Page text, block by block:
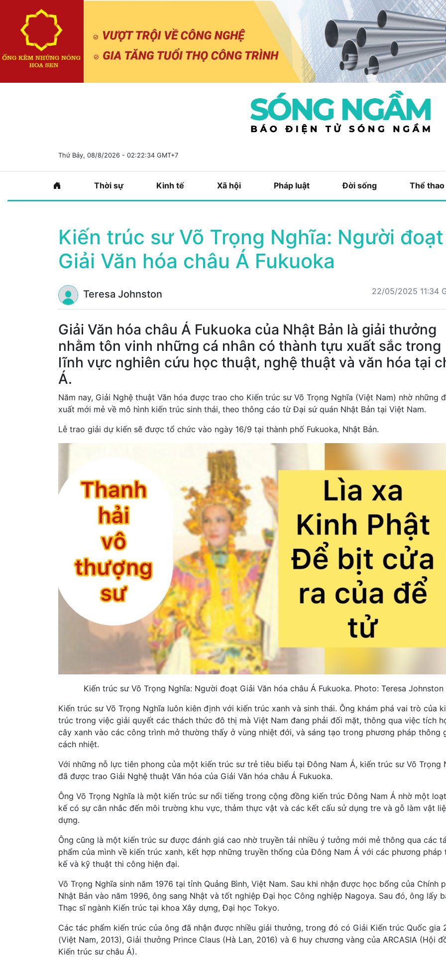
Thứ Bảy, 08/8/2026 - 02:22:35 GMT+7
Thời sự Kinh tế Xã hội Pháp luật Đời sống Thể thao
Kiến trúc sư Võ Trọng Nghĩa: Người đoạt
Giải Văn hóa châu Á Fukuoka
Teresa Johnston 22/05/2025 11:34
Giải Văn hóa châu Á Fukuoka của Nhật Bản là giải thưởng
nhằm tôn vinh những cá nhân có thành tựu xuất sắc trong
lĩnh vực nghiên cứu học thuật, nghệ thuật và văn hóa tại
Á.
Năm nay, Giải Nghệ thuật Văn hóa được trao cho Kiến trúc sư Võ Trọng Nghĩa (Việt Nam) nhờ những
xuất mới mẻ về mô hình kiến trúc sinh thái, theo thông cáo từ Đại sứ quán Nhật Bản tại Việt Nam.
Lễ trao giải dự kiến sẽ được tổ chức vào ngày 16/9 tại thành phố Fukuoka, Nhật Bản.
Kiến trúc sư Võ Trọng Nghĩa: Người đoạt Giải Văn hóa châu Á Fukuoka. Photo: Teresa Johnston
Kiến trúc sư Võ Trọng Nghĩa luôn kiên định với kiến trúc xanh và sinh thái. Ông khám phá vai trò của
trúc trong việc giải quyết các thách thức đô thị mà Việt Nam đang phải đối mặt, thông qua việc tích
cây xanh vào các công trình mở thường thấy ở vùng nhiệt đới, và sáng tạo trong phương pháp thông
cách nhiệt.
Với những nỗ lực tiên phong của một kiến trúc sư trẻ tiêu biểu tại Đông Nam Á, kiến trúc sư Võ Trọng
đã được trao Giải Nghệ thuật Văn hóa của Giải Văn hóa châu Á Fukuoka.
Ông Võ Trọng Nghĩa là một kiến trúc sư nổi tiếng trong cộng đồng kiến trúc Đông Nam Á nhờ một
kế có sự cân nhắc đến môi trường khu vực, thảm thực vật và các kết cấu sử dụng tre và gỗ làm vật
dựng.
Ông cũng là một kiến trúc sư được đánh giá cao nhờ truyền tải nhiều ý tưởng mới mẻ thông qua các
phẩm của mình về kiến trúc xanh, kết hợp những truyền thống của Đông Nam Á với các phương pháp
kế và kỹ thuật thi công hiện đại.
Võ Trọng Nghĩa sinh năm 1976 tại tỉnh Quảng Bình, Việt Nam. Sau khi nhận được học bổng của Chính
Nhật Bản vào năm 1996, ông sang Nhật và tốt nghiệp Đại học Công nghiệp Nagoya. Sau đó, ông lấy
Thạc sĩ ngành Kiến trúc tại khoa Xây dựng, Đại học Tokyo.
Các tác phẩm kiến trúc của ông đã nhận được nhiều giải thưởng, trong đó có Giải Kiến trúc Quốc gia
(Việt Nam, 2013), Giải thưởng Prince Claus (Hà Lan, 2016) và 6 huy chương vàng của ARCASIA (Hội
Kiến trúc sư châu Á).